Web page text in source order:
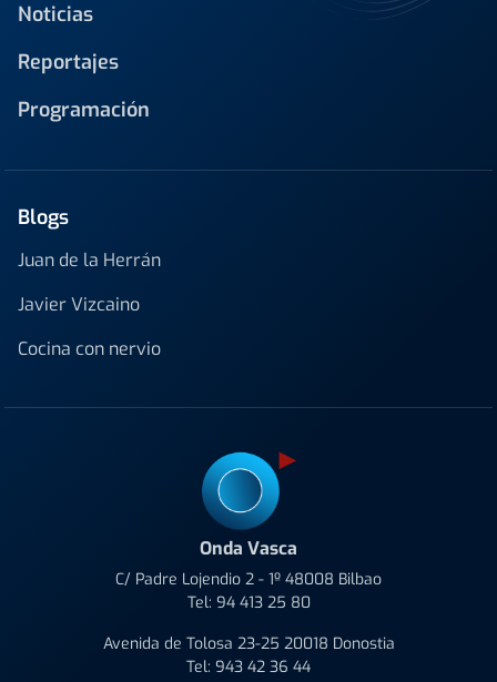
Noticias
Reportajes
Programación
Blogs
Juan de la Herrán
Javier Vizcaino
Cocina con nervio
Onda Vasca
C/ Padre Lojendio 2 - 1º 48008 Bilbao
Tel: 94 413 25 80
Avenida de Tolosa 23-25 20018 Donostia
Tel: 943 42 36 44